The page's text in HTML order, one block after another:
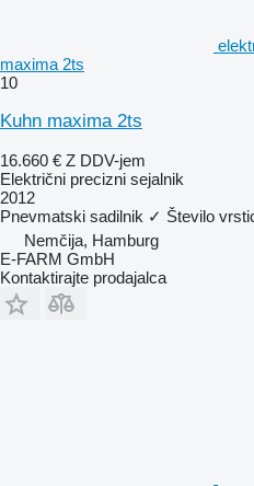
maxima 2ts
10
Kuhn maxima 2ts
16.660 € Z DDV-jem
Električni precizni sejalnik
2012
Pnevmatski sadilnik ✓ Število
Nemčija, Hamburg
E-FARM GmbH
Kontaktirajte prodajalca